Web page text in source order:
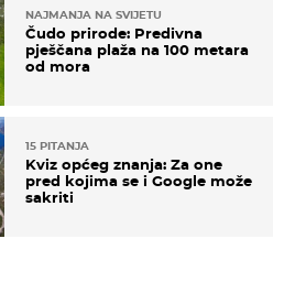
NAJMANJA NA SVIJETU
Čudo prirode: Predivna
pješčana plaža na 100 metara
od mora
15 PITANJA
Kviz općeg znanja: Za one
pred kojima se i Google može
sakriti